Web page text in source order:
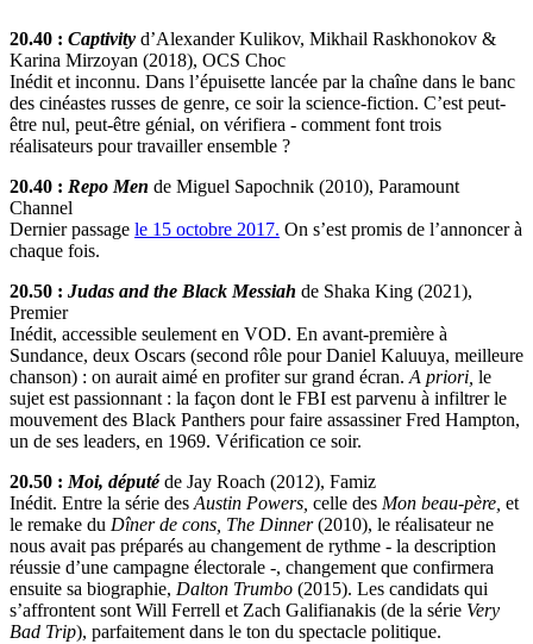
20.40 : Captivity d’Alexander Kulikov, Mikhail Raskhonokov &
Karina Mirzoyan (2018), OCS Choc
Inédit et inconnu. Dans l’épuisette lancée par la chaîne dans le banc
des cinéastes russes de genre, ce soir la science-fiction. C’est peut-
être nul, peut-être génial, on vérifiera - comment font trois
réalisateurs pour travailler ensemble ?
20.40 : Repo Men de Miguel Sapochnik (2010), Paramount
Channel
Dernier passage le 15 octobre 2017. On s’est promis de l’annoncer à
chaque fois.
20.50 : Judas and the Black Messiah de Shaka King (2021),
Premier
Inédit, accessible seulement en VOD. En avant-première à
Sundance, deux Oscars (second rôle pour Daniel Kaluuya, meilleure
chanson) : on aurait aimé en profiter sur grand écran. A priori, le
sujet est passionnant : la façon dont le FBI est parvenu à infiltrer le
mouvement des Black Panthers pour faire assassiner Fred Hampton,
un de ses leaders, en 1969. Vérification ce soir.
20.50 : Moi, député de Jay Roach (2012), Famiz
Inédit. Entre la série des Austin Powers, celle des Mon beau-père, et
le remake du Dîner de cons, The Dinner(2010), le réalisateur ne
nous avait pas préparés au changement de rythme - la description
réussie d’une campagne électorale -, changement que confirmera
ensuite sa biographie, Dalton Trumbo (2015). Les candidats qui
s’affrontent sont Will Ferrell et Zach Galifianakis (de la série Very
Bad Trip), parfaitement dans le ton du spectacle politique.